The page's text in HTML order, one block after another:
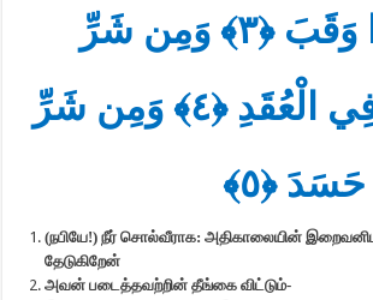
وَقَبَ﴿٣﴾
وَمِن شَرِّ
فِي الْعُقَدِ﴿٤﴾
وَمِن شَرِّ
حَسَدَ﴿٥﴾
(நபியே!) நீர் சொல்வீராக: அதிகாலையின்
தேடுகிறேன்
அவன் படைத்தவற்றின் தீங்கை விட்டும்-